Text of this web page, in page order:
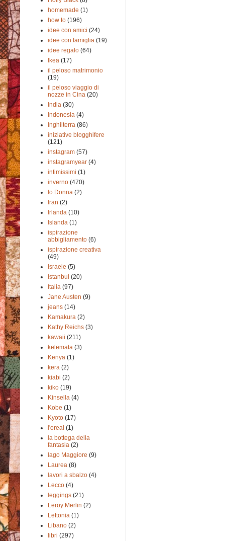
homemade (1)
how to (196)
idee con amici (24)
idee con famiglia (19)
idee regalo (64)
Ikea (17)
il peloso matrimonio
(19)
il peloso viaggio di
nozze in Cina (20)
India (30)
Indonesia (4)
Inghilterra (86)
iniziative blogghifere
(121)
instagram (57)
instagramyear (4)
intimissimi (1)
inverno (470)
Io Donna (2)
Iran (2)
Irlanda (10)
Islanda (1)
ispirazione
abbigliamento (6)
ispirazione creativa
(49)
Israele (5)
Istanbul (20)
Italia (97)
Jane Austen (9)
jeans (14)
Kamakura (2)
Kathy Reichs (3)
kawaii (211)
kelemata (3)
Kenya (1)
kera (2)
kiabi (2)
kiko (19)
Kinsella (4)
Kobe (1)
Kyoto (17)
l'oreal (1)
la bottega della
fantasia (2)
lago Maggiore (9)
Laurea (8)
lavori a sbalzo (4)
Lecco (4)
leggings (21)
Leroy Merlin (2)
Lettonia (1)
Libano (2)
libri (297)